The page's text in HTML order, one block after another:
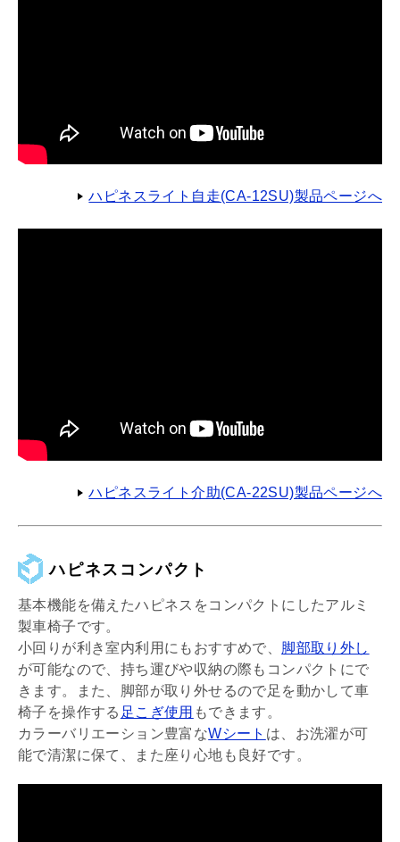
ハピネスライト自走(CA-12SU)製品ページへ
ハピネスライト介助(CA-22SU)製品ページへ
ハピネスコンパクト
基本機能を備えたハピネスをコンパクトにしたアルミ
製車椅子です。
小回りが利き室内利用にもおすすめで、 脚部取り外し
が可能なので、持ち運びや収納の際もコンパクトにで
きます。また、脚部が取り外せるので足を動かして車
椅子を操作する 足こぎ使用 もできます。
カラーバリエーション豊富なWシート は、お洗濯が可
能で清潔に保て、また座り心地も良好です。